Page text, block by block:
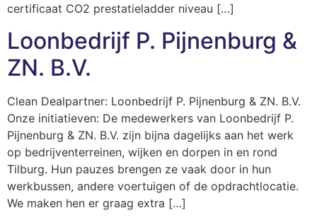
certificaat CO2 prestatieladder niveau […]
Loonbedrijf P. Pijnenburg &
ZN. B.V.
Clean Dealpartner: Loonbedrijf P. Pijnenburg & ZN. B.V.
Onze initiatieven: De medewerkers van Loonbedrijf P.
Pijnenburg & ZN. B.V. zijn bijna dagelijks aan het werk
op bedrijventerreinen, wijken en dorpen in en rond
Tilburg. Hun pauzes brengen ze vaak door in hun
werkbussen, andere voertuigen of de opdrachtlocatie.
We maken hen er graag extra […]